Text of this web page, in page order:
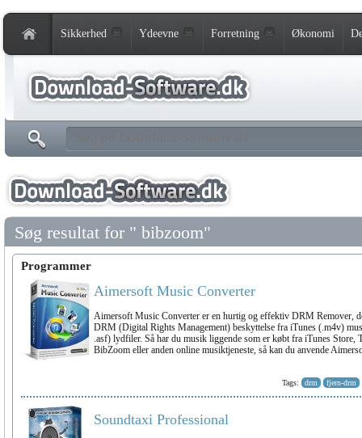
Sikkerhed Ydeevne Forretning Økonomi
Søg resultat for " bibzoom"
Programmer
Aimersoft Music Converter
Aimersoft Music Converter er en hurtig og effektiv DRM Remover,
DRM (Digital Rights Management) beskyttelse fra iTunes (.m4v)
.asf) lydfiler. Så har du musik liggende som er købt fra iTunes Store,
BibZoom eller anden online musiktjeneste, så kan du anvende
Tags: drm fjern-drm
Soundtaxi Professional